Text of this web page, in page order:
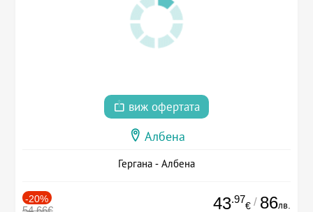
виж офертата
Албена
Гергана - Албена
-20% 43.97
€ / 86лв.